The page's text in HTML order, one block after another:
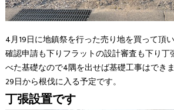
4月19日に地鎮祭を行った売り地を買って頂
確認申請も下りフラットの設計審査も下り丁
べた基礎なので4隅を出せば基礎工事はできま
29日から根伐に入る予定です。
丁張設置です